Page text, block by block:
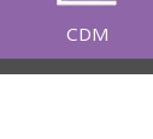
CDM